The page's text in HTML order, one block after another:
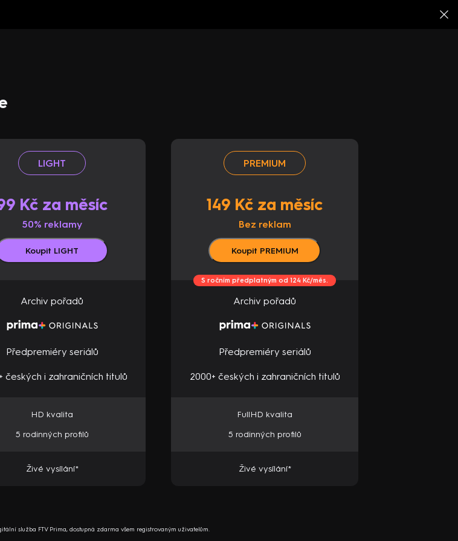
LIGHT
Kč za měsíc
50% reklamy
Koupit LIGHT
Archiv pořadů
Předpremiéry seriálů
českých i zahraničních titulů
HD kvalita
5 rodinných profilů
Živé vysílání*
PREMIUM
149 Kč za měsíc
Bez reklam
Koupit PREMIUM
S ročním předplatným od 124 Kč/měs.
Archiv pořadů
Předpremiéry seriálů
2000+ českých i zahraničních titulů
FullHD kvalita
5 rodinných profilů
Živé vysílání*
služba FTV Prima, dostupná zdarma všem registrovaným uživatelům.